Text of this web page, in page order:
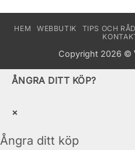
HEM WEBBUTIK TIPS OCH RÅD
Copyright 2026 ©
ÅNGRA DITT KÖP?
×
Ångra ditt köp